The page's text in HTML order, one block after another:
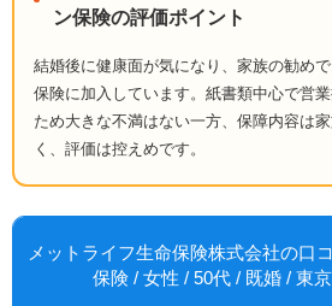
ン保険の評価ポイント
結婚後に健康面が気になり、家族の勧め
保険に加入しています。紙書類中心で営
ため大きな不満はない一方、保障内容は
く、評価は控えめです。
メットライフ生命保険株式会社の口
保険 / 女性 / 50代 / 既婚 / 東